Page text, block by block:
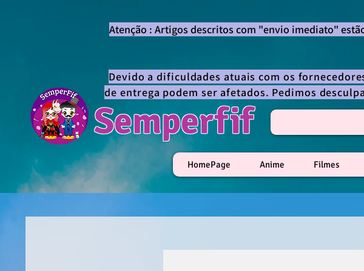
Semperfif
Atenção : Artigos descritos com "envio imediato"
Devido a dificuldades atuais com os
de entrega podem ser afetados. Pedimos
HomePage Anime Filmes